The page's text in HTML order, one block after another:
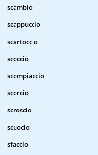
scambio
scappuccio
scartoccio
scoccio
scompiaccio
scorcio
scroscio
scuocio
sfaccio